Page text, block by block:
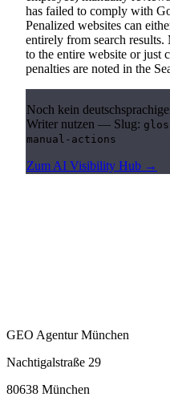
has failed to comply with
Penalized websites can
entirely from search results.
to the entire website or just
penalties are noted in the
Noch kein
Writer nutzen — Slug:
manual-actions
Zum AI Visibility Hub →
GEO Agentur München
Nachtigalstraße 29
80638 München